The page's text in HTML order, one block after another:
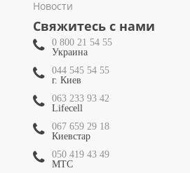
Новости
Свяжитесь с нами
0 800 21 54 55
Украина
044 545 54 55
г. Киев
063 233 93 42
Lifecell
067 659 29 18
Киевстар
050 419 43 49
МТС